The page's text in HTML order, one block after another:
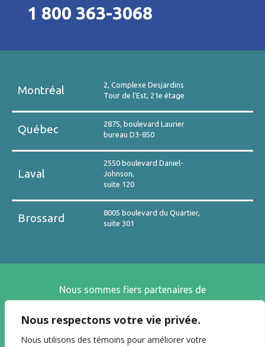
Nous respectons votre vie privée.
Nous utilisons des témoins pour améliorer votre
1 800 363-3068
Montréal
2, Complexe Desjardins
Tour de l’Est, 21e étage
Québec
2875, boulevard Laurier
bureau D3-850
Laval
2550 boulevard Daniel-
Johnson,
suite 120
Brossard
8005 boulevard du Quartier,
suite 301
Nous sommes fiers partenaires de